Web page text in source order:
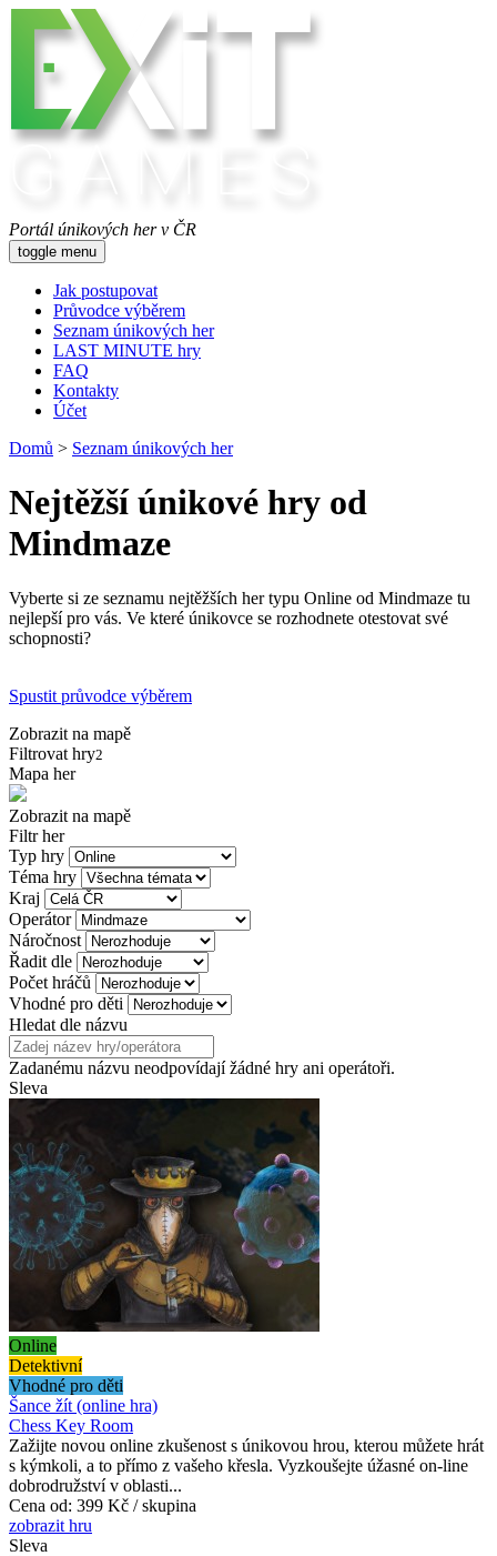
Portál únikových her v ČR
toggle menu
Jak postupovat
Průvodce výběrem
Seznam únikových her
LAST MINUTE hry
FAQ
Kontakty
Účet
Domů > Seznam únikových her
Nejtěžší únikové hry od
Mindmaze
Vyberte si ze seznamu nejtěžších her typu Online od Mindmaze tu
nejlepší pro vás. Ve které únikovce se rozhodnete otestovat své
schopnosti?
Spustit průvodce výběrem
Zobrazit na mapě
Filtrovat hry2
Mapa her
Zobrazit na mapě
Filtr her
Typ hry
Téma hry
Kraj
Operátor
Náročnost
Řadit dle
Počet hráčů
Vhodné pro děti
Hledat dle názvu
Zadanému názvu neodpovídají žádné hry ani operátoři.
Sleva
Online
Detektivní
Vhodné pro děti
Šance žít (online hra)
Chess Key Room
Zažijte novou online zkušenost s únikovou hrou, kterou můžete hrát
s kýmkoli, a to přímo z vašeho křesla. Vyzkoušejte úžasné on-line
dobrodružství v oblasti...
Cena od: 399 Kč / skupina
zobrazit hru
Sleva